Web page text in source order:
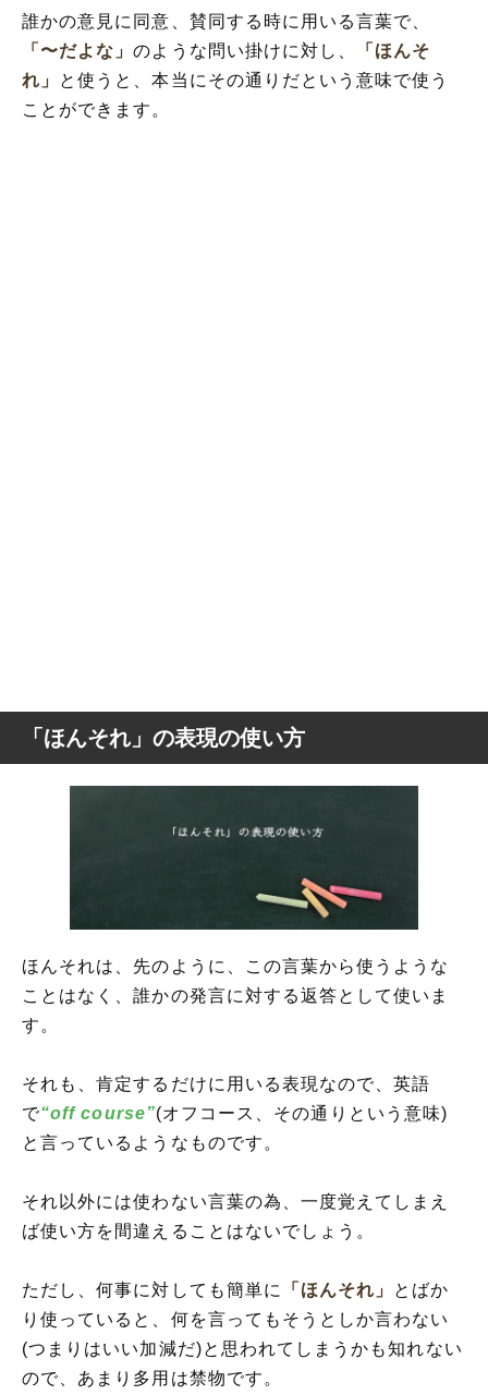
誰かの意見に同意、賛同する時に用いる言葉で、
「〜だよな」のような問い掛けに対し、
「ほんそ
れ」
と使うと、本当にその通りだという意味で使う
ことができます。
「ほんそれ」の表現の使い方
ほんそれは、先のように、この言葉から使うような
ことはなく、誰かの発言に対する返答として使いま
す。
それも、肯定するだけに用いる表現なので、英語
で“off course”(オフコース、その通りという意味)
と言っているようなものです。
それ以外には使わない言葉の為、一度覚えてしまえ
ば使い方を間違えることはないでしょう。
ただし、何事に対しても簡単に 「ほんそれ」 とばか
り使っていると、何を言ってもそうとしか言わない
(つまりはいい加減だ)と思われてしまうかも知れない
ので、あまり多用は禁物です。